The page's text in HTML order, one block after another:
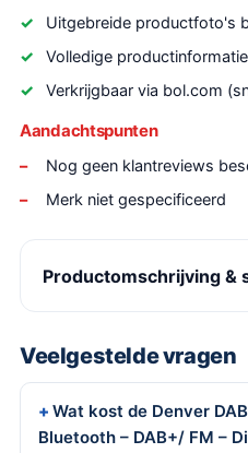
Uitgebreide productfoto's
Volledige productinformatie
Verkrijgbaar via bol.com
Aandachtspunten
Nog geen klantreviews
Merk niet gespecificeerd
Productomschrijving &
Veelgestelde vragen
Wat kost de Denver
Bluetooth – DAB+/ FM –